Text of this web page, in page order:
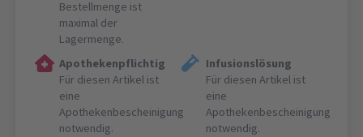
Bestellmenge ist
maximal der
Lagermenge.
Apothekenpflichtig
Für diesen Artikel ist
eine
Apothekenbescheinigung
notwendig.
Infusionslösung
Für diesen Artikel ist
eine
Apothekenbescheinigung
notwendig.